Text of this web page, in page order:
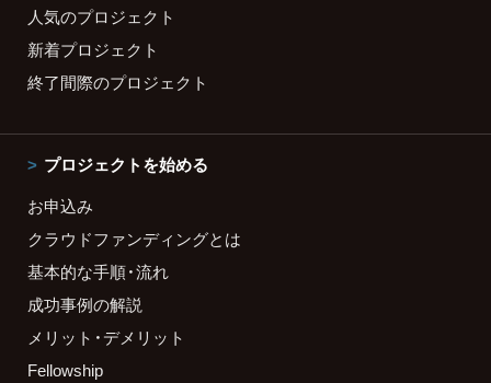
人気のプロジェクト
新着プロジェクト
終了間際のプロジェクト
プロジェクトを始める
お申込み
クラウドファンディングとは
基本的な手順・流れ
成功事例の解説
メリット・デメリット
Fellowship